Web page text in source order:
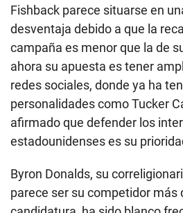
Fishback parece situarse en
desventaja debido a que la
campaña es menor que la de
ahora su apuesta es tener
redes sociales, donde ya ha
personalidades como Tucker
afirmado que defender los
estadounidenses es su
Byron Donalds, su
parece ser su competidor más